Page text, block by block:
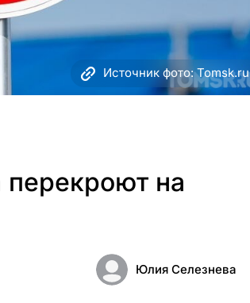
Источник фото: Tomsk.ru
перекроют на
Юлия Селезнева